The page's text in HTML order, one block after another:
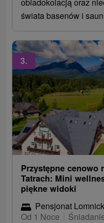
świata basenów i
3.
Przystępne cenowo
Tatrach: Mini
piękne widoki
Pensjonat
Od 1 Noce